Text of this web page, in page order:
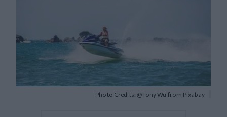
Photo Credits: @Tony Wu from Pixabay